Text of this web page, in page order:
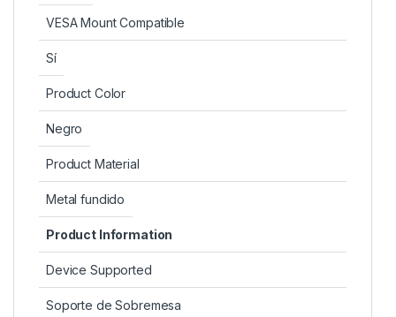
VESA Mount Compatible
Sí
Product Color
Negro
Product Material
Metal fundido
Product Information
Device Supported
Soporte de Sobremesa